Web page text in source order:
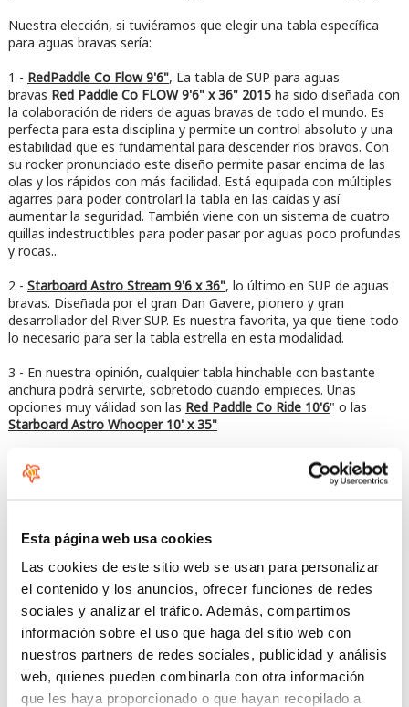
Esta página web usa cookies
Las cookies de este sitio web se usan para personalizar
el contenido y los anuncios, ofrecer funciones de redes
sociales y analizar el tráfico. Además, compartimos
información sobre el uso que haga del sitio web con
nuestros partners de redes sociales, publicidad y análisis
web, quienes pueden combinarla con otra información
que les haya proporcionado o que hayan recopilado a
Nuestra elección, si tuviéramos que elegir una tabla específica
para aguas bravas sería:
1 - RedPaddle Co Flow 9'6", La tabla de SUP para aguas
bravas Red Paddle Co FLOW 9'6" x 36" 2015ha sido diseñada con
la colaboración de riders de aguas bravas de todo el mundo. Es
perfecta para esta disciplina y permite un control absoluto y una
estabilidad que es fundamental para descender ríos bravos. Con
su rocker pronunciado este diseño permite pasar encima de las
olas y los rápidos con más facilidad. Está equipada con múltiples
agarres para poder controlarl la tabla en las caídas y así
aumentar la seguridad. También viene con un sistema de cuatro
quillas indestructibles para poder pasar por aguas poco profundas
y rocas..
2 - Starboard Astro Stream 9'6 x 36", lo último en SUP de aguas
bravas. Diseñada por el gran Dan Gavere, pionero y gran
desarrollador del River SUP. Es nuestra favorita, ya que tiene todo
lo necesario para ser la tabla estrella en esta modalidad.
3 - En nuestra opinión, cualquier tabla hinchable con bastante
anchura podrá servirte, sobretodo cuando empieces. Unas
opciones muy válidad son las Red Paddle Co Ride 10'6" o las
Starboard Astro Whooper 10' x 35"
Remo de paddlesurf adecuado para los ríos
remo. No uses un remo de muy buena calidad en carbono,
puedes llegar a arrepentirte. Consigue algo duradero y resistente.
Y no olvides poner tu nombre y tu teléfono en él ahora mismo!
Será más facil recuperarlo cuando lo pierdas. Posiblemente uses
más el remo para apartarte de las rocas que para remar río
abajo. Una buena opción es el remoStarboard Tufskin, o el
Red Paddle Co ajustable de aluminio, aunque cualquier remo duro
te servirá. Si vas con una hinchable es buena idea tener unremo
de tres piezas Starboard
para poder guardarlo fácilmente en la
mochila.